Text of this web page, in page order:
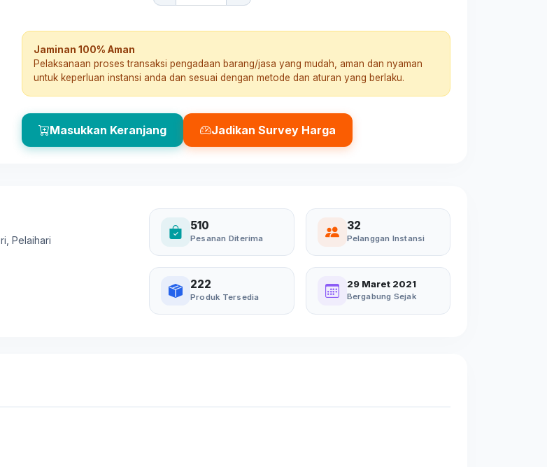
Jaminan 100% Aman
Pelaksanaan proses transaksi pengadaan barang/jasa yang mudah, aman dan nyaman
untuk keperluan instansi anda dan sesuai dengan metode dan aturan yang berlaku.
Masukkan Keranjang Jadikan Survey Harga
Pelaihari
510
Pesanan Diterima
32
Pelanggan Instansi
222
Produk Tersedia
29 Maret 2021
Bergabung Sejak